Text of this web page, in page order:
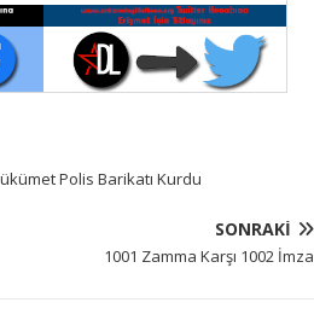
Polis Barikatı Kurdu
SONRAKI
1001 Zamma Karşı 1002 İmza